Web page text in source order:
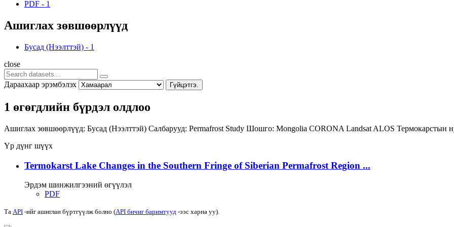
PDF - 1
Ашиглах зөвшөөрлүүд
Бусад (Нээлттэй) - 1
close
Дараахаар эрэмбэлэх Гүйцэтгэ.
1 өгөгдлийн бүрдэл олдлоо
Ашиглах зөвшөөрлүүд: Бусад (Нээлттэй) Салбарууд: Permafrost Study Шошго: Mongolia CORONA Landsat ALOS Термокарстын
Үр дүнг шүүх
Termokarst Lake Changes in the Southern Fringe of Siberian Permafrost Region ...
Эрдэм шинжилгээний өгүүлэл
PDF
Та API -ийг ашиглан бүртгүүлж болно (API бичиг баримтууд -ээс харна уу).